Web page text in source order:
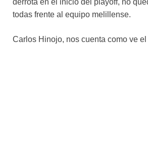
derrota en el inicio del playoff, no
todas frente al equipo melillense.
Carlos Hinojo, nos cuenta como ve el